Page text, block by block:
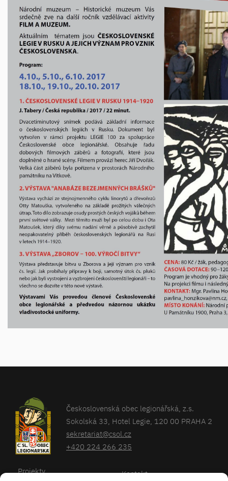
Československá obec legionářská, z.s.
Sokolská 33, Hotel Legie, 120 00 PRAHA 2
sekretariat@csol.cz
+420 224 266 235
Projekty Kontakt